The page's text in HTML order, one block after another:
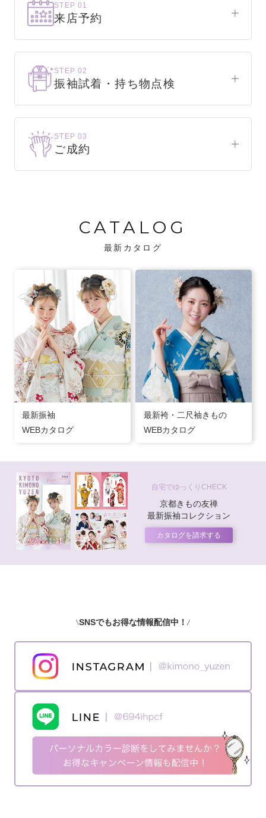
STEP 01
来店予約
まずはお気軽にご来店ください。
STEP 02
振袖試着・持ち物点検
お気に入りの振袖が見つかるまで、何着でも
試着できます。
・振袖コンシェルジュが、振袖に合う小物や
バッグでお嬢様らしいコーディネートをご
STEP 03
ご成約
CATALOG
最新カタログ
最新振袖
WEBカタログ
最新袴・二尺袖きもの
WEBカタログ
自宅でゆっくりCHECK
京都きもの友禅
最新振袖コレクション
カタログを請求する
SNSでもお得な情報配信中！